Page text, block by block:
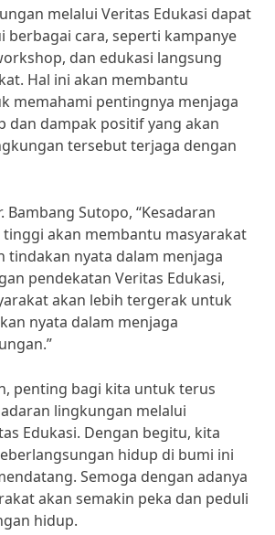
melalui Veritas Edukasi dapat
berbagai cara, seperti kampanye
dan edukasi langsung
Hal ini akan membantu
memahami pentingnya menjaga
dan dampak positif yang akan
tersebut terjaga dengan
Sutopo, “Kesadaran
akan membantu masyarakat
tindakan nyata dalam menjaga
pendekatan Veritas Edukasi,
akan lebih tergerak untuk
nyata dalam menjaga
penting bagi kita untuk terus
lingkungan melalui
Edukasi. Dengan begitu, kita
hidup di bumi ini
Semoga dengan adanya
akan semakin peka dan peduli
hidup.